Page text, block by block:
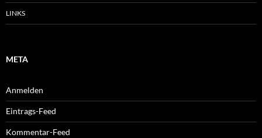
LINKS
META
Anmelden
Eintrags-Feed
Kommentar-Feed